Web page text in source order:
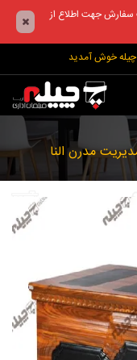
سفارش جهت اطلاع از
چیله خوش آمدید
مدرن النا